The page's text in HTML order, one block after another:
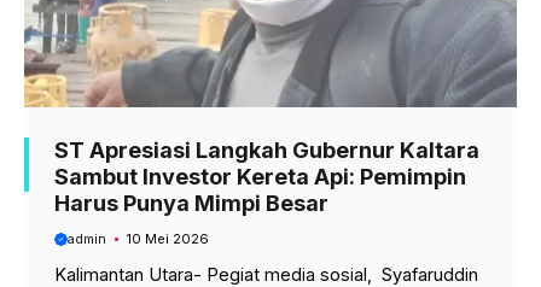
ST Apresiasi Langkah Gubernur Kaltara
Sambut Investor Kereta Api: Pemimpin
Harus Punya Mimpi Besar
admin 10 Mei 2026
Kalimantan Utara- Pegiat media sosial, Syafaruddin